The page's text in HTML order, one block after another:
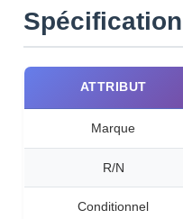
ATTRIBUT
Marque
R/N
Conditionnel